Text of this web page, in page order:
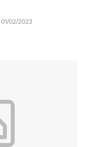
01/02/2023